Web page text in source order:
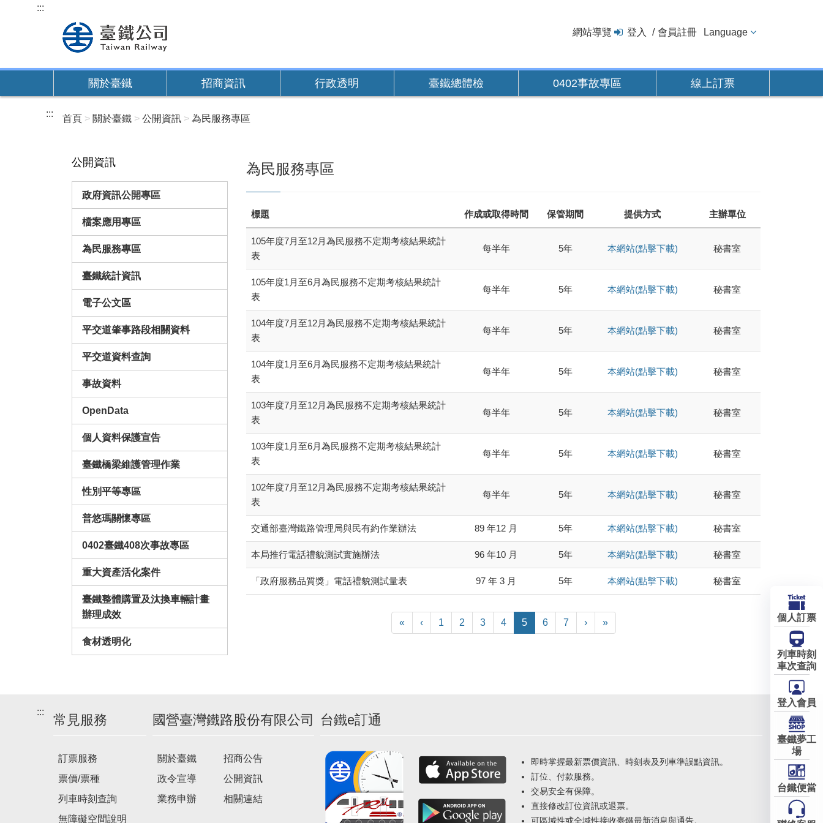
內
:::
網站導覽 登入 會員註冊 Language
關於臺鐵 招商資訊 行政透明 臺鐵總體檢 0402事故專區 線上訂票
::: 首頁 關於臺鐵 公開資訊 為民服務專區
公開資訊
政府資訊公開專區
檔案應用專區
為民服務專區
臺鐵統計資訊
電子公文區
平交道肇事路段相關資料
平交道資料查詢
事故資料
OpenData
個人資料保護宣告
臺鐵橋梁維護管理作業
性別平等專區
普悠瑪關懷專區
0402臺鐵408次事故專區
重大資產活化案件
臺鐵整體購置及汰換車輛計畫
辦理成效
食材透明化
為民服務專區
標題 作成或取得時間 保管期間 提供方式 主辦單位
105年度7月至12月為民服務不定期考核結果統計
表
每半年 5年 本網站(點擊下載) 秘書室
105年度1月至6月為民服務不定期考核結果統計
表
每半年 5年 本網站(點擊下載) 秘書室
104年度7月至12月為民服務不定期考核結果統計
表
每半年 5年 本網站(點擊下載) 秘書室
104年度1月至6月為民服務不定期考核結果統計
表
每半年 5年 本網站(點擊下載) 秘書室
103年度7月至12月為民服務不定期考核結果統計
表
每半年 5年 本網站(點擊下載) 秘書室
103年度1月至6月為民服務不定期考核結果統計
表
每半年 5年 本網站(點擊下載) 秘書室
102年度7月至12月為民服務不定期考核結果統計
表
每半年 5年 本網站(點擊下載) 秘書室
交通部臺灣鐵路管理局與民有約作業辦法 89 年12 月 5年 本網站(點擊下載) 秘書室
本局推行電話禮貌測試實施辦法 96 年10 月 5年 本網站(點擊下載) 秘書室
「政府服務品質獎」電話禮貌測試量表 97 年 3 月 5年 本網站(點擊下載) 秘書室
« ‹ 1 2 3 4 5 6 7 › »
:::
常見服務
訂票服務
票價/票種
列車時刻查詢
無障礙空間說明
國營臺灣鐵路股份有限公司
關於臺鐵
政令宣導
業務申辦
招商公告
公開資訊
相關連結
台鐵e訂通
即時掌握最新票價資訊、時刻表及列車準誤點資訊。
訂位、付款服務。
交易安全有保障。
直接修改訂位資訊或退票。
可區域性或全域性接收臺鐵最新消息與通告。
個人訂票
列車時刻
車次查詢
登入會員
臺鐵夢工
場
台鐵便當